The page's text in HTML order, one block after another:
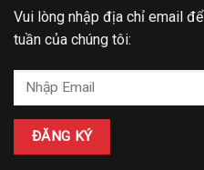
Vui lòng nhập địa chỉ email
tuần của chúng tôi: